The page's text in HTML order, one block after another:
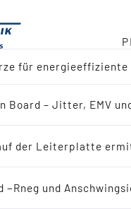
für energieeffiziente
Board – Jitter, EMV
der Leiterplatte
−Rneg und